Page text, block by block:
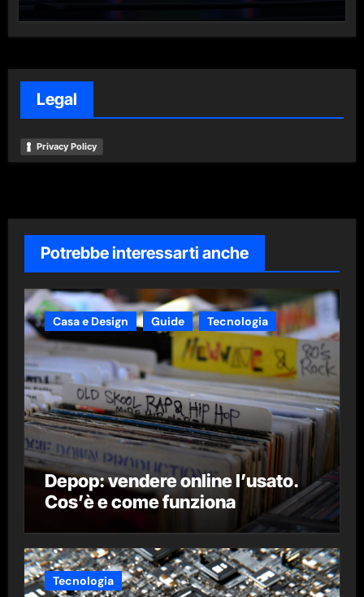
Legal
Privacy Policy
Potrebbe interessarti anche
Casa e Design Guide Tecnologia
Depop: vendere online l’usato.
Cos’è e come funziona
Tecnologia